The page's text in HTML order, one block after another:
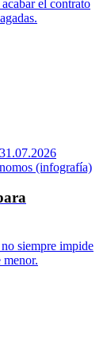
el contrato
31.07.2026
siempre impide